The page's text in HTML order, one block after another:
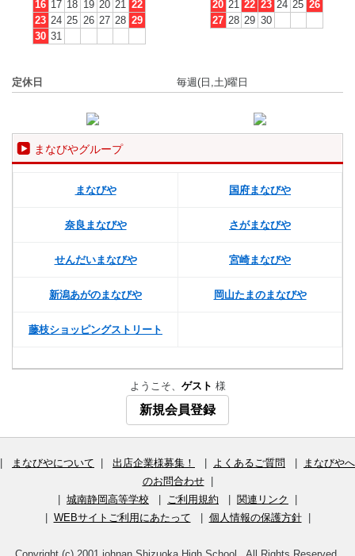
16 17 18 19 20 21
22
23 24 25 26 27 28 29
30 31
20 21 22 23 24 25 26
27 28 29 30
定休日 毎週(日,土)曜日
まなびやグループ
まなびや 国府まなびや
奈良まなびや さがまなびや
せんだいまなびや 宮崎まなびや
新潟あがのまなびや 岡山たまのまなびや
藤枝ショッピングストリート
ようこそ、 ゲスト 様
新規会員登録
まなびやについて 出店企業様募集！ よくあるご質問
まなびやへ
のお問合わせ|
城南静岡高等学校 ご利用規約 関連リンク
WEBサイトご利用にあたって 個人情報の保護方針|